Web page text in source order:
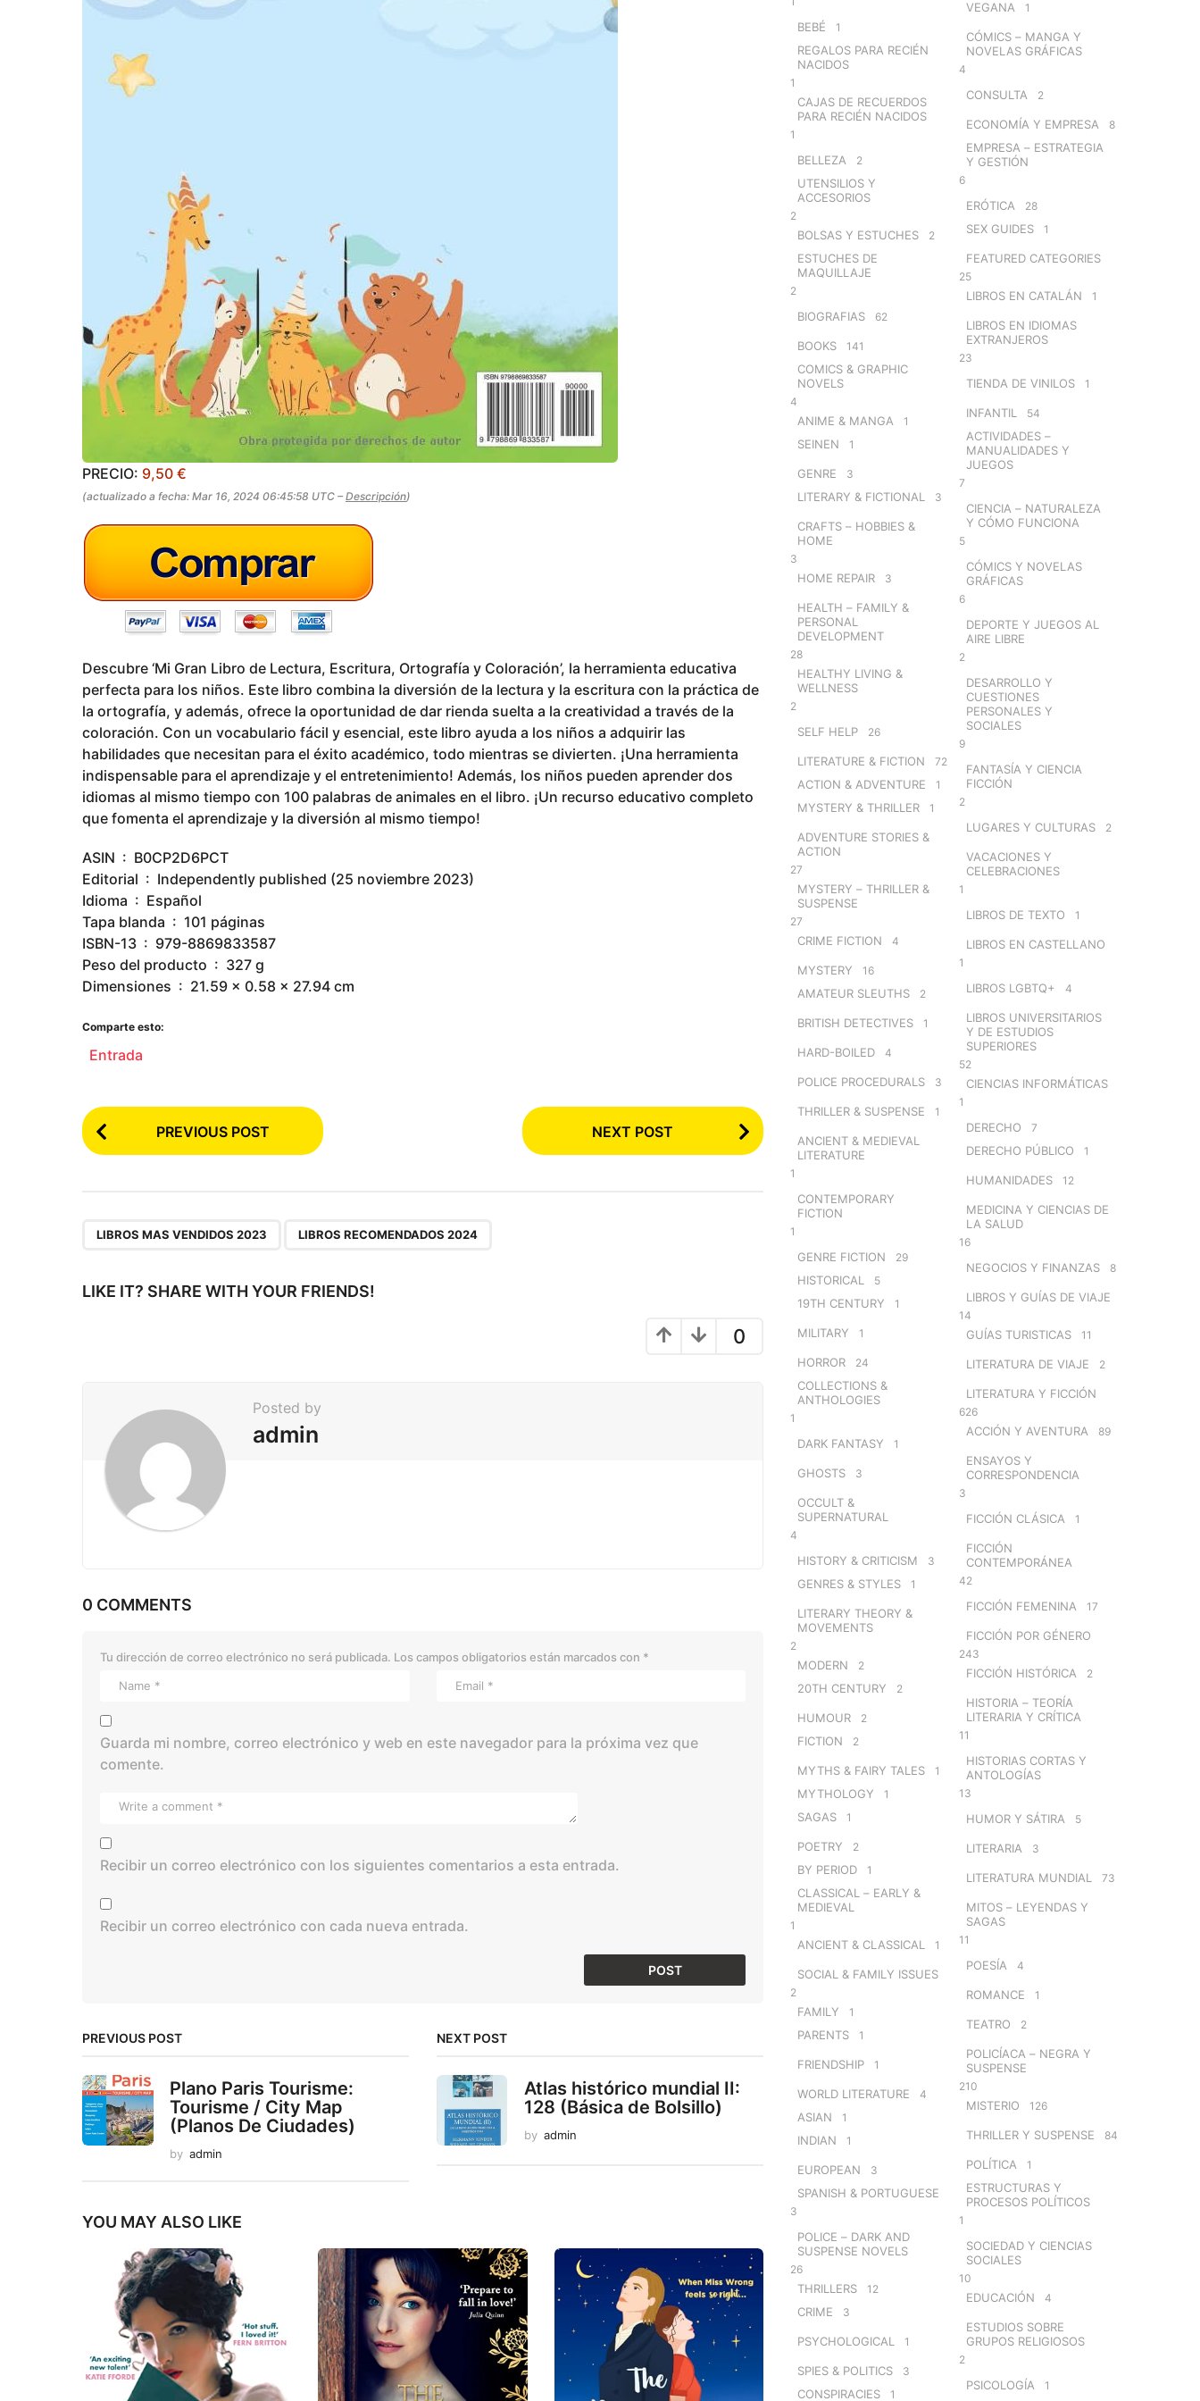
PRECIO: 9,50 €
(actualizado a fecha: Mar 16, 2024 06:45:58 UTC – Descripción)
Descubre ‘Mi Gran Libro de Lectura, Escritura, Ortografía y Coloración’, la herramienta educativa
perfecta para los niños. Este libro combina la diversión de la lectura y la escritura con la práctica de
la ortografía, y además, ofrece la oportunidad de dar rienda suelta a la creatividad a través de la
coloración. Con un vocabulario fácil y esencial, este libro ayuda a los niños a adquirir las
habilidades que necesitan para el éxito académico, todo mientras se divierten. ¡Una herramienta
indispensable para el aprendizaje y el entretenimiento! Además, los niños pueden aprender dos
idiomas al mismo tiempo con 100 palabras de animales en el libro. ¡Un recurso educativo completo
que fomenta el aprendizaje y la diversión al mismo tiempo!
ASIN ‏ : ‎ B0CP2D6PCT
Editorial ‏ : ‎ Independently published (25 noviembre 2023)
Idioma ‏ : ‎ Español
Tapa blanda ‏ : ‎ 101 páginas
ISBN-13 ‏ : ‎ 979-8869833587
Peso del producto ‏ : ‎ 327 g
Dimensiones ‏ : ‎ 21.59 x 0.58 x 27.94 cm
Comparte esto:
Entrada
P
o
P
g
PREVIOUS POST NEXT POST
LIBROS MAS VENDIDOS 2023 LIBROS RECOMENDADOS 2024
LIKE IT? SHARE WITH YOUR FRIENDS!
0
Posted by
admin
0 COMMENTS
Tu dirección de correo electrónico no será publicada. Los campos obligatorios están marcados con *
Guarda mi nombre, correo electrónico y web en este navegador para la próxima vez que
comente.
Recibir un correo electrónico con los siguientes comentarios a esta entrada.
Recibir un correo electrónico con cada nueva entrada.
PREVIOUS POST
Plano Paris Tourisme:
Tourisme / City Map
(Planos De Ciudades)
by admin
NEXT POST
Atlas histórico mundial II:
128 (Básica de Bolsillo)
by admin
YOU MAY ALSO LIKE
BEBÉ 1
REGALOS PARA RECIÉN
NACIDOS
1
CAJAS DE RECUERDOS
PARA RECIÉN NACIDOS
1
BELLEZA 2
UTENSILIOS Y
ACCESORIOS
2
BOLSAS Y ESTUCHES 2
ESTUCHES DE
MAQUILLAJE
2
BIOGRAFIAS 62
BOOKS 141
COMICS & GRAPHIC
NOVELS
4
ANIME & MANGA 1
SEINEN 1
GENRE 3
LITERARY & FICTIONAL 3
CRAFTS – HOBBIES &
HOME
3
HOME REPAIR 3
HEALTH – FAMILY &
PERSONAL
DEVELOPMENT
28
HEALTHY LIVING &
WELLNESS
2
SELF HELP 26
LITERATURE & FICTION 72
ACTION & ADVENTURE 1
MYSTERY & THRILLER 1
ADVENTURE STORIES &
ACTION
27
MYSTERY – THRILLER &
SUSPENSE
27
CRIME FICTION 4
MYSTERY 16
AMATEUR SLEUTHS 2
BRITISH DETECTIVES 1
HARD-BOILED 4
POLICE PROCEDURALS 3
THRILLER & SUSPENSE 1
ANCIENT & MEDIEVAL
LITERATURE
1
CONTEMPORARY
FICTION
1
GENRE FICTION 29
HISTORICAL 5
19TH CENTURY 1
MILITARY 1
HORROR 24
COLLECTIONS &
ANTHOLOGIES
1
DARK FANTASY 1
GHOSTS 3
OCCULT &
SUPERNATURAL
4
HISTORY & CRITICISM 3
GENRES & STYLES 1
LITERARY THEORY &
MOVEMENTS
2
MODERN 2
20TH CENTURY 2
HUMOUR 2
FICTION 2
MYTHS & FAIRY TALES 1
MYTHOLOGY 1
SAGAS 1
POETRY 2
BY PERIOD 1
CLASSICAL – EARLY &
MEDIEVAL
1
ANCIENT & CLASSICAL 1
SOCIAL & FAMILY ISSUES
2
FAMILY 1
PARENTS 1
FRIENDSHIP 1
WORLD LITERATURE 4
ASIAN 1
INDIAN 1
EUROPEAN 3
SPANISH & PORTUGUESE
3
POLICE – DARK AND
SUSPENSE NOVELS
26
THRILLERS 12
CRIME 3
PSYCHOLOGICAL 1
SPIES & POLITICS 3
CONSPIRACIES 1
VEGANA 1
CÓMICS – MANGA Y
NOVELAS GRÁFICAS
4
CONSULTA 2
ECONOMÍA Y EMPRESA 8
EMPRESA – ESTRATEGIA
Y GESTIÓN
6
ERÓTICA 28
SEX GUIDES 1
FEATURED CATEGORIES
25
LIBROS EN CATALÁN 1
LIBROS EN IDIOMAS
EXTRANJEROS
23
TIENDA DE VINILOS 1
INFANTIL 54
ACTIVIDADES –
MANUALIDADES Y
JUEGOS
7
CIENCIA – NATURALEZA
Y CÓMO FUNCIONA
5
CÓMICS Y NOVELAS
GRÁFICAS
6
DEPORTE Y JUEGOS AL
AIRE LIBRE
2
DESARROLLO Y
CUESTIONES
PERSONALES Y
SOCIALES
9
FANTASÍA Y CIENCIA
FICCIÓN
2
LUGARES Y CULTURAS 2
VACACIONES Y
CELEBRACIONES
1
LIBROS DE TEXTO 1
LIBROS EN CASTELLANO
1
LIBROS LGBTQ+ 4
LIBROS UNIVERSITARIOS
Y DE ESTUDIOS
SUPERIORES
52
CIENCIAS INFORMÁTICAS
1
DERECHO 7
DERECHO PÚBLICO 1
HUMANIDADES 12
MEDICINA Y CIENCIAS DE
LA SALUD
16
NEGOCIOS Y FINANZAS 8
LIBROS Y GUÍAS DE VIAJE
14
GUÍAS TURISTICAS 11
LITERATURA DE VIAJE 2
LITERATURA Y FICCIÓN
626
ACCIÓN Y AVENTURA 89
ENSAYOS Y
CORRESPONDENCIA
3
FICCIÓN CLÁSICA 1
FICCIÓN
CONTEMPORÁNEA
42
FICCIÓN FEMENINA 17
FICCIÓN POR GÉNERO
243
FICCIÓN HISTÓRICA 2
HISTORIA – TEORÍA
LITERARIA Y CRÍTICA
11
HISTORIAS CORTAS Y
ANTOLOGÍAS
13
HUMOR Y SÁTIRA 5
LITERARIA 3
LITERATURA MUNDIAL 73
MITOS – LEYENDAS Y
SAGAS
11
POESÍA 4
ROMANCE 1
TEATRO 2
POLICÍACA – NEGRA Y
SUSPENSE
210
MISTERIO 126
THRILLER Y SUSPENSE 84
POLÍTICA 1
ESTRUCTURAS Y
PROCESOS POLÍTICOS
1
SOCIEDAD Y CIENCIAS
SOCIALES
10
EDUCACIÓN 4
ESTUDIOS SOBRE
GRUPOS RELIGIOSOS
2
PSICOLOGÍA 1